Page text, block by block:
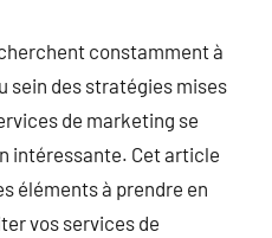
constamment à
sein des stratégies mises
de marketing se
intéressante. Cet article
éléments à prendre en
vos services de